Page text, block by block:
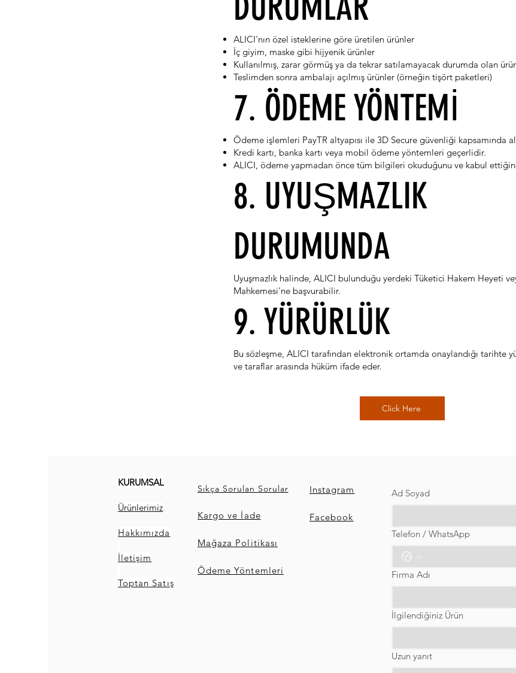
ALICI'nın özel isteklerine göre üretilen ürünler
İç giyim, maske gibi hijyenik ürünler
Kullanılmış, zarar görmüş ya da tekrar satılamayacak durumda olan
Teslimden sonra ambalajı açılmış ürünler (örneğin tişört paketleri)
7. ÖDEME YÖNTEMİ
Ödeme işlemleri PayTR altyapısı ile 3D Secure güvenliği kapsamında
Kredi kartı, banka kartı veya mobil ödeme yöntemleri geçerlidir.
ALICI, ödeme yapmadan önce tüm bilgileri okuduğunu ve kabul
8. UYUŞMAZLIK
DURUMUNDA
Uyuşmazlık halinde, ALICI bulunduğu yerdeki Tüketici Hakem Heyeti
Mahkemesi'ne başvurabilir.
9. YÜRÜRLÜK
Bu sözleşme, ALICI tarafından elektronik ortamda onaylandığı tarihte
ve taraflar arasında hüküm ifade eder.
Click Here
KURUMSAL
Ürünlerimiz
Hakkımızda
İletişim
Toptan Satış
Sıkça Sorulan Sorular
Kargo ve İade
Mağaza Politikası
Ödeme Yöntemleri
Instagram
Facebook
Ad Soyad
Telefon / WhatsApp
Firma Adı
İlgilendiğiniz Ürün
Uzun yanıt